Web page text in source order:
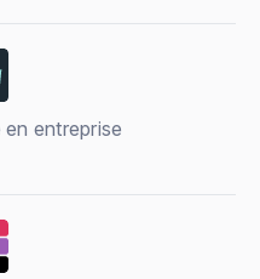
entreprise